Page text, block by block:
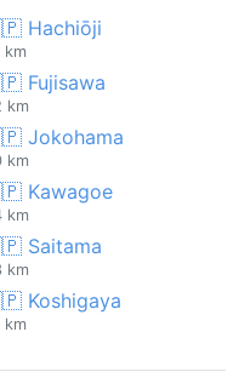
Hachiōji
km
Fujisawa
km
Jokohama
km
Kawagoe
km
Saitama
km
Koshigaya
km